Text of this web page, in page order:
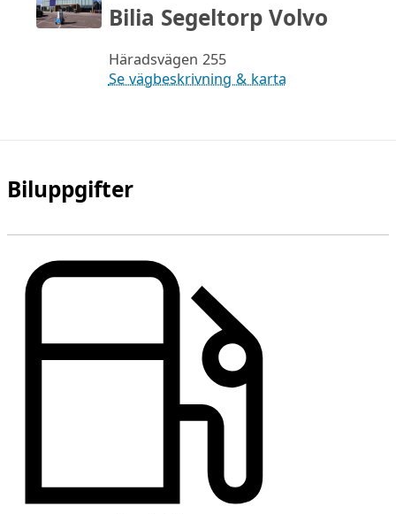
Bilia Segeltorp Volvo
Häradsvägen 255
Se vägbeskrivning & karta
Biluppgifter